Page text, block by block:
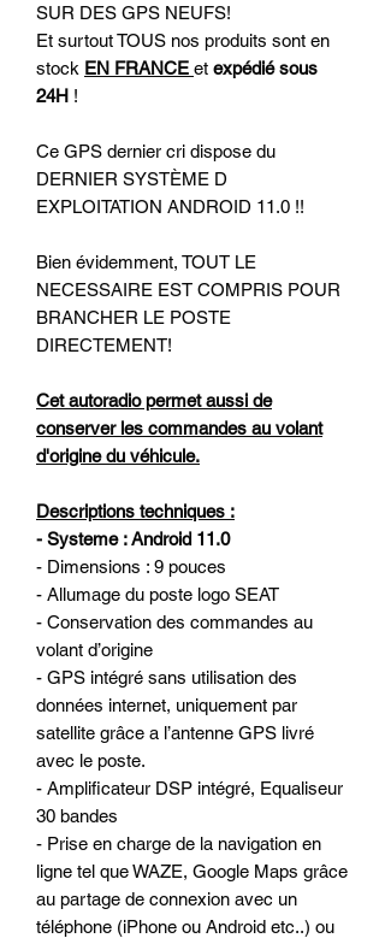
SUR DES GPS NEUFS!
Et surtout TOUS nos produits sont en
stock EN FRANCE et expédié sous
24H !
Ce GPS dernier cri dispose du
DERNIER SYSTÈME D
EXPLOITATION ANDROID 11.0 !!
Bien évidemment, TOUT LE
NECESSAIRE EST COMPRIS POUR
BRANCHER LE POSTE
DIRECTEMENT!
Cet autoradio permet aussi de
conserver les commandes au volant
d'origine du véhicule.
Descriptions techniques :
- Systeme : Android 11.0
- Dimensions : 9 pouces
- Allumage du poste logo SEAT
- Conservation des commandes au
volant d’origine
- GPS intégré sans utilisation des
données internet, uniquement par
satellite grâce a l’antenne GPS livré
avec le poste.
- Amplificateur DSP intégré, Equaliseur
30 bandes
- Prise en charge de la navigation en
ligne tel que WAZE, Google Maps grâce
au partage de connexion avec un
téléphone (iPhone ou Android etc..) ou